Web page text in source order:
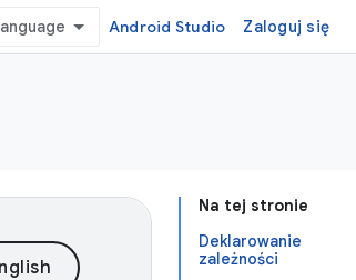
Android Studio Zaloguj się
Na tej stronie
Deklarowanie
zależności